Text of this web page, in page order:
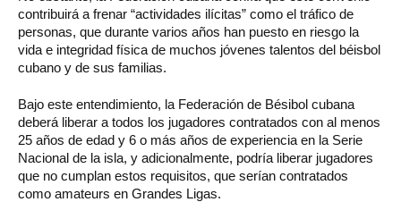
contribuirá a frenar “actividades ilícitas” como el tráfico de
personas, que durante varios años han puesto en riesgo la
vida e integridad física de muchos jóvenes talentos del béisbol
cubano y de sus familias.
Bajo este entendimiento, la Federación de Bésibol cubana
deberá liberar a todos los jugadores contratados con al menos
25 años de edad y 6 o más años de experiencia en la Serie
Nacional de la isla, y adicionalmente, podría liberar jugadores
que no cumplan estos requisitos, que serían contratados
como amateurs en Grandes Ligas.